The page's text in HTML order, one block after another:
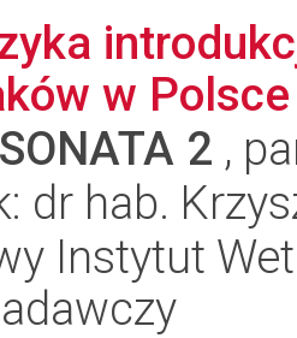
w Polsce
SONATA 2 ,
dr hab.
Instytut